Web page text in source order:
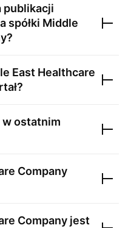
publikacji
spółki Middle
?
East Healthcare
w ostatnim
Company
Company jest